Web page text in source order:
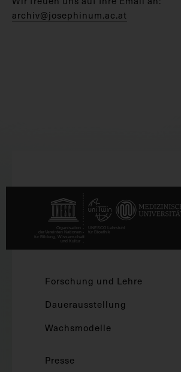
archiv@josephinum.ac.at
Forschung und Lehre
Dauerausstellung
Wachsmodelle
Presse